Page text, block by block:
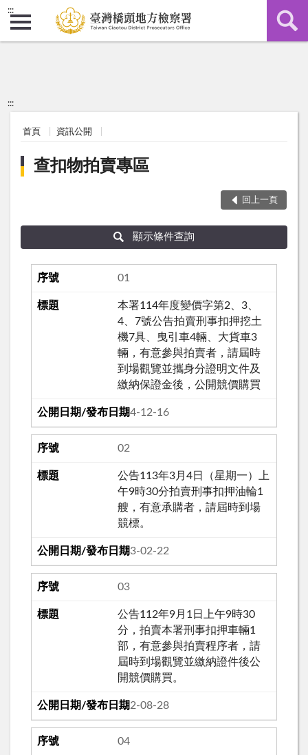
:::
:::
首頁 資訊公開
查扣物拍賣專區
回上一頁
顯示條件查詢
01
本署114年度變價字第2、3、
4、7號公告拍賣刑事扣押挖土
機7具、曳引車4輛、大貨車3
輛，有意參與拍賣者，請屆時
到場觀覽並攜身分證明文件及
繳納保證金後，公開競價購買
114-12-16
02
公告113年3月4日（星期一）上
午9時30分拍賣刑事扣押油輪1
艘，有意承購者，請屆時到場
競標。
113-02-22
03
公告112年9月1日上午9時30
分，拍賣本署刑事扣押車輛1
部，有意參與拍賣程序者，請
屆時到場觀覽並繳納證件後公
開競價購買。
112-08-28
04